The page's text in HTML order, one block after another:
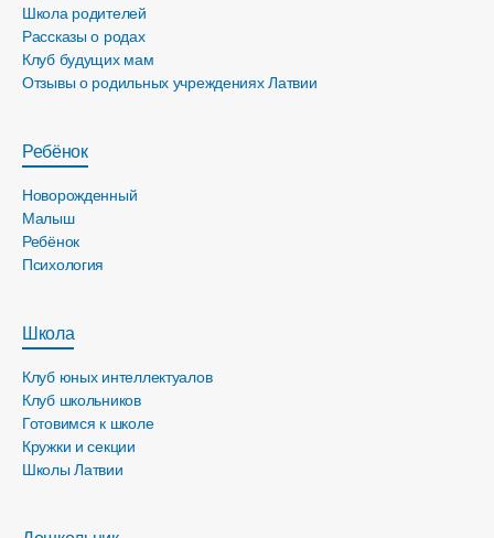
Школа родителей
Рассказы о родах
Клуб будущих мам
Отзывы о родильных учреждениях Латвии
Ребёнок
Новорожденный
Малыш
Ребёнок
Психология
Школа
Клуб юных интеллектуалов
Клуб школьников
Готовимся к школе
Кружки и секции
Школы Латвии